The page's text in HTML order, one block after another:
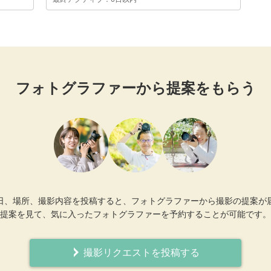
フォトグラファーから提案をもらう
、場所、撮影内容を投稿すると、フォトグラファーから撮影の提案が
提案を見て、気に入ったフォトグラファーを予約することが可能です。
撮影リクエストを投稿する